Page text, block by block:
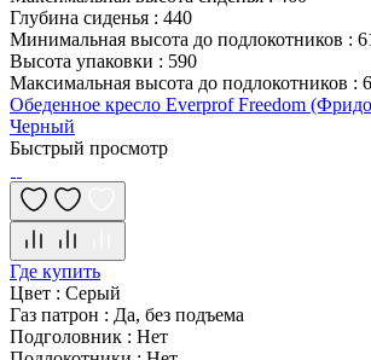
Глубина сиденья : 440
Минимальная высота до подлокотников :
Высота упаковки : 590
Максимальная высота до подлокотников :
Обеденное кресло Everprof Freedom
Черный
Быстрый просмотр
Где купить
Цвет : Серый
Газ патрон : Да, без подъема
Подголовник : Нет